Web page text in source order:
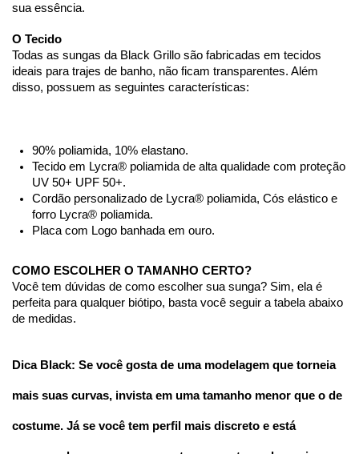
sua essência.
O Tecido
Todas as sungas da Black Grillo são fabricadas em tecidos
ideais para trajes de banho, não ficam transparentes. Além
disso, possuem as seguintes características:
90% poliamida, 10% elastano.
Tecido em Lycra® poliamida de alta qualidade com proteção
UV 50+ UPF 50+.
Cordão personalizado de Lycra® poliamida, Cós elástico e
forro Lycra® poliamida.
Placa com Logo banhada em ouro.
COMO ESCOLHER O TAMANHO CERTO?
Você tem dúvidas de como escolher sua sunga? Sim, ela é
perfeita para qualquer biótipo, basta você seguir a tabela abaixo
de medidas.
Dica Black: Se você gosta de uma modelagem que torneia
mais suas curvas, invista em uma tamanho menor que o de
costume. Já se você tem perfil mais discreto e está